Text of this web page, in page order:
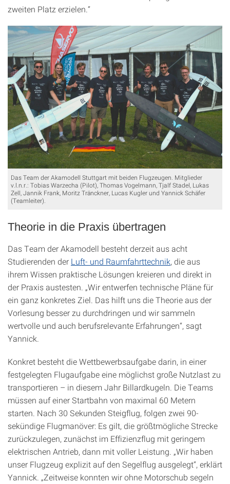
zweiten Platz erzielen.“
Das Team der Akamodell Stuttgart mit beiden Flugzeugen. Mitglieder
v.l.n.r.: Tobias Warzecha (Pilot), Thomas Vogelmann, Tjalf Stadel, Lukas
Zell, Jannik Frank, Moritz Tränckner, Lucas Kugler und Yannick Schäfer
(Teamleiter).
Theorie in die Praxis übertragen
Das Team der Akamodell besteht derzeit aus acht
Studierenden der Luft- und Raumfahrttechnik, die aus
ihrem Wissen praktische Lösungen kreieren und direkt in
der Praxis austesten. „Wir entwerfen technische Pläne für
ein ganz konkretes Ziel. Das hilft uns die Theorie aus der
Vorlesung besser zu durchdringen und wir sammeln
wertvolle und auch berufsrelevante Erfahrungen“, sagt
Yannick.
Konkret besteht die Wettbewerbsaufgabe darin, in einer
festgelegten Flugaufgabe eine möglichst große Nutzlast zu
transportieren – in diesem Jahr Billardkugeln. Die Teams
müssen auf einer Startbahn von maximal 60 Metern
starten. Nach 30 Sekunden Steigflug, folgen zwei 90-
sekündige Flugmanöver: Es gilt, die größtmögliche Strecke
zurückzulegen, zunächst im Effizienzflug mit geringem
elektrischen Antrieb, dann mit voller Leistung. „Wir haben
unser Flugzeug explizit auf den Segelflug ausgelegt“, erklärt
Yannick. „Zeitweise konnten wir ohne Motorschub segeln